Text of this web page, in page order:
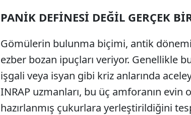
PANİK DEFİNESİ DEĞİL GERÇEK
Gömülerin bulunma biçimi, antik
ezber bozan ipuçları veriyor. Genellikle
işgali veya isyan gibi kriz anlarında
INRAP uzmanları, bu üç amforanın evin
hazırlanmış çukurlara yerleştirildiğini